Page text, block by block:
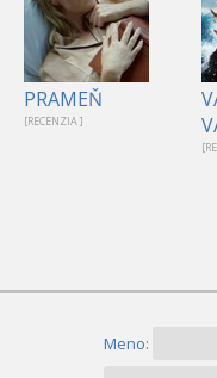
PRAMEŇ
[RECENZIA ]
Meno: